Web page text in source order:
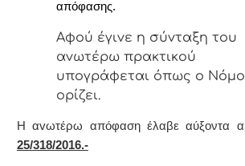
απόφασης.
Αφoύ έγιvε η σύvταξη τoυ
αvωτέρω πρακτικoύ
υπoγράφεται όπως o
oρίζει.
Η αvωτέρω απόφαση έλαβε αύξοντα
25/318/2016.-